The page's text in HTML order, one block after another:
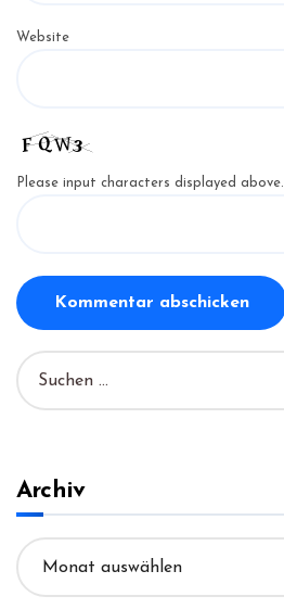
Website
Please input characters displayed above.
S
u
n
c
h
Archiv
A
r